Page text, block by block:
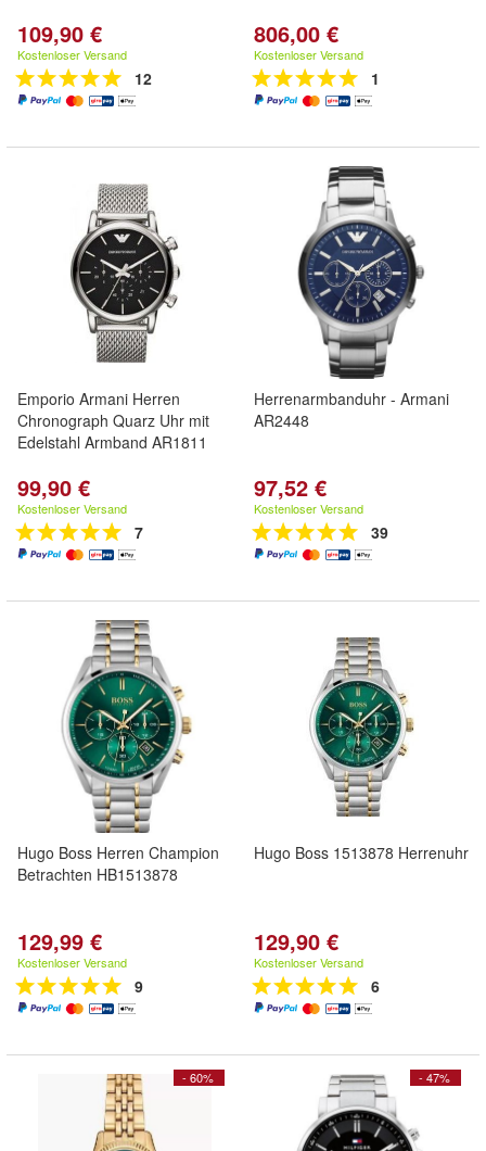
109,90 €
Kostenloser Versand
12
806,00 €
Kostenloser Versand
1
Emporio Armani Herren
Chronograph Quarz Uhr mit
Edelstahl Armband AR1811
99,90 €
Kostenloser Versand
7
Herrenarmbanduhr - Armani
AR2448
97,52 €
Kostenloser Versand
39
Hugo Boss Herren Champion
Betrachten HB1513878
129,99 €
Kostenloser Versand
9
Hugo Boss 1513878 Herrenuhr
129,90 €
Kostenloser Versand
6
- 60% - 47%